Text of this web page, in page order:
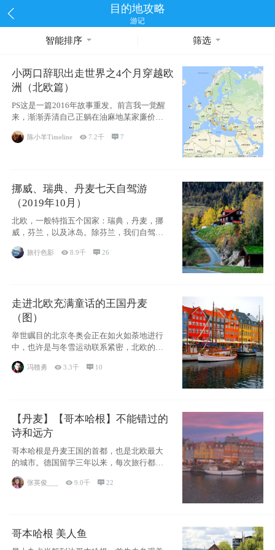
目的地攻略
游记
智能排序 筛选
小两口辞职出走世界之4个月穿越欧
洲（北欧篇）
PS这是一篇2016年故事重发。前言我一觉醒
来，渐渐弄清自己正躺在油麻地某家廉价宾
馆
陈小羊Timeline 7.2千 7
挪威、瑞典、丹麦七天自驾游
（2019年10月）
北欧，一般特指五个国家：瑞典，丹麦，挪
威，芬兰，以及冰岛。除芬兰，我们自驾游
旅行色影 8.9千 26
走进北欧充满童话的王国丹麦
（图）
举世瞩目的北京冬奥会正在如火如荼地进行
中，也许是与冬雪运动联系紧密，北欧的一
些国家因
冯赣勇 3.3千  10
【丹麦】【哥本哈根】不能错过的
诗和远方
哥本哈根是丹麦王国的首都，也是北欧最大
的城市。德国留学三年以来，每次旅行都是
张英俊___ 9.0千 22
哥本哈根 美人鱼